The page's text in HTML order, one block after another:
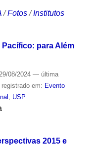
/Fotos /Institutos
para Além
08/2024 — última
em: Evento
USP
2015 e